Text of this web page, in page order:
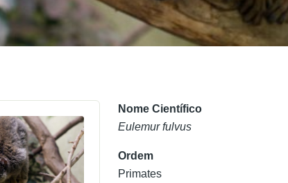
Nome Científico
Eulemur fulvus
Ordem
Primates